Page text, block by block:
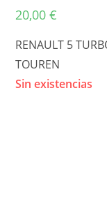
20,00€
RENAULT 5
TOUREN
Sin existencias